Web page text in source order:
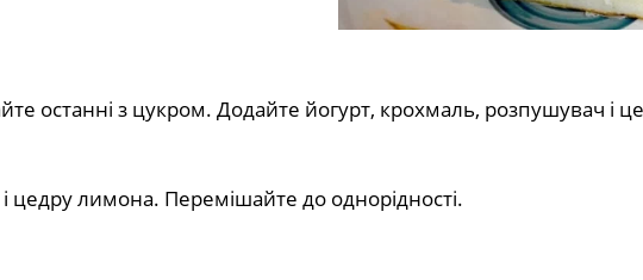
останні з цукром. Додайте йогурт, крохмаль, розпушувач і
цедру лимона. Перемішайте до однорідності.